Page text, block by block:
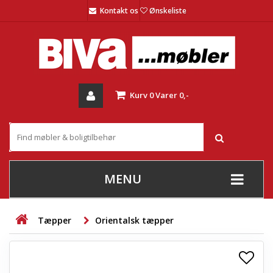
Kontakt os Ønskeliste
Kurv 0Varer 0,-
MENU
+
STUE
+
Tæpper Orientalsk tæpper